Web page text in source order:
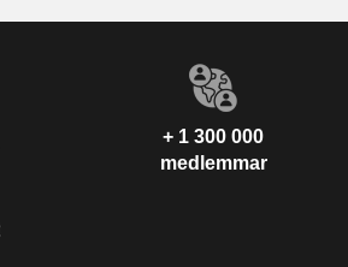
+ 1 300 000
medlemmar